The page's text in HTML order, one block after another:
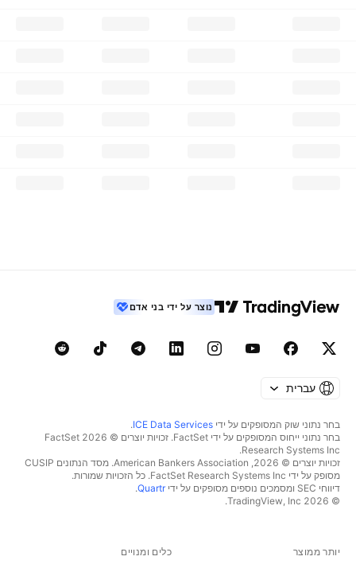
נוצר על ידי בני אדם
עברית
בחר נתוני שוק המסופקים על ידי ICE Data Services
.
בחר נתוני ייחוס המסופקים על ידי FactSet. זכויות יוצרים © 2026 ‏FactSet
Research Systems Inc.‏
זכויות יוצרים © 2026, ‏American Bankers Association. מסד הנתונים CUSIP
מסופק על ידי FactSet Research Systems Inc. כל הזכויות שמורות.
דיווחי SEC ומסמכים נוספים מסופקים על ידי
Quartr
.
© 2026 ‏TradingView, Inc.‏
יותר ממוצר כלים ומנויים